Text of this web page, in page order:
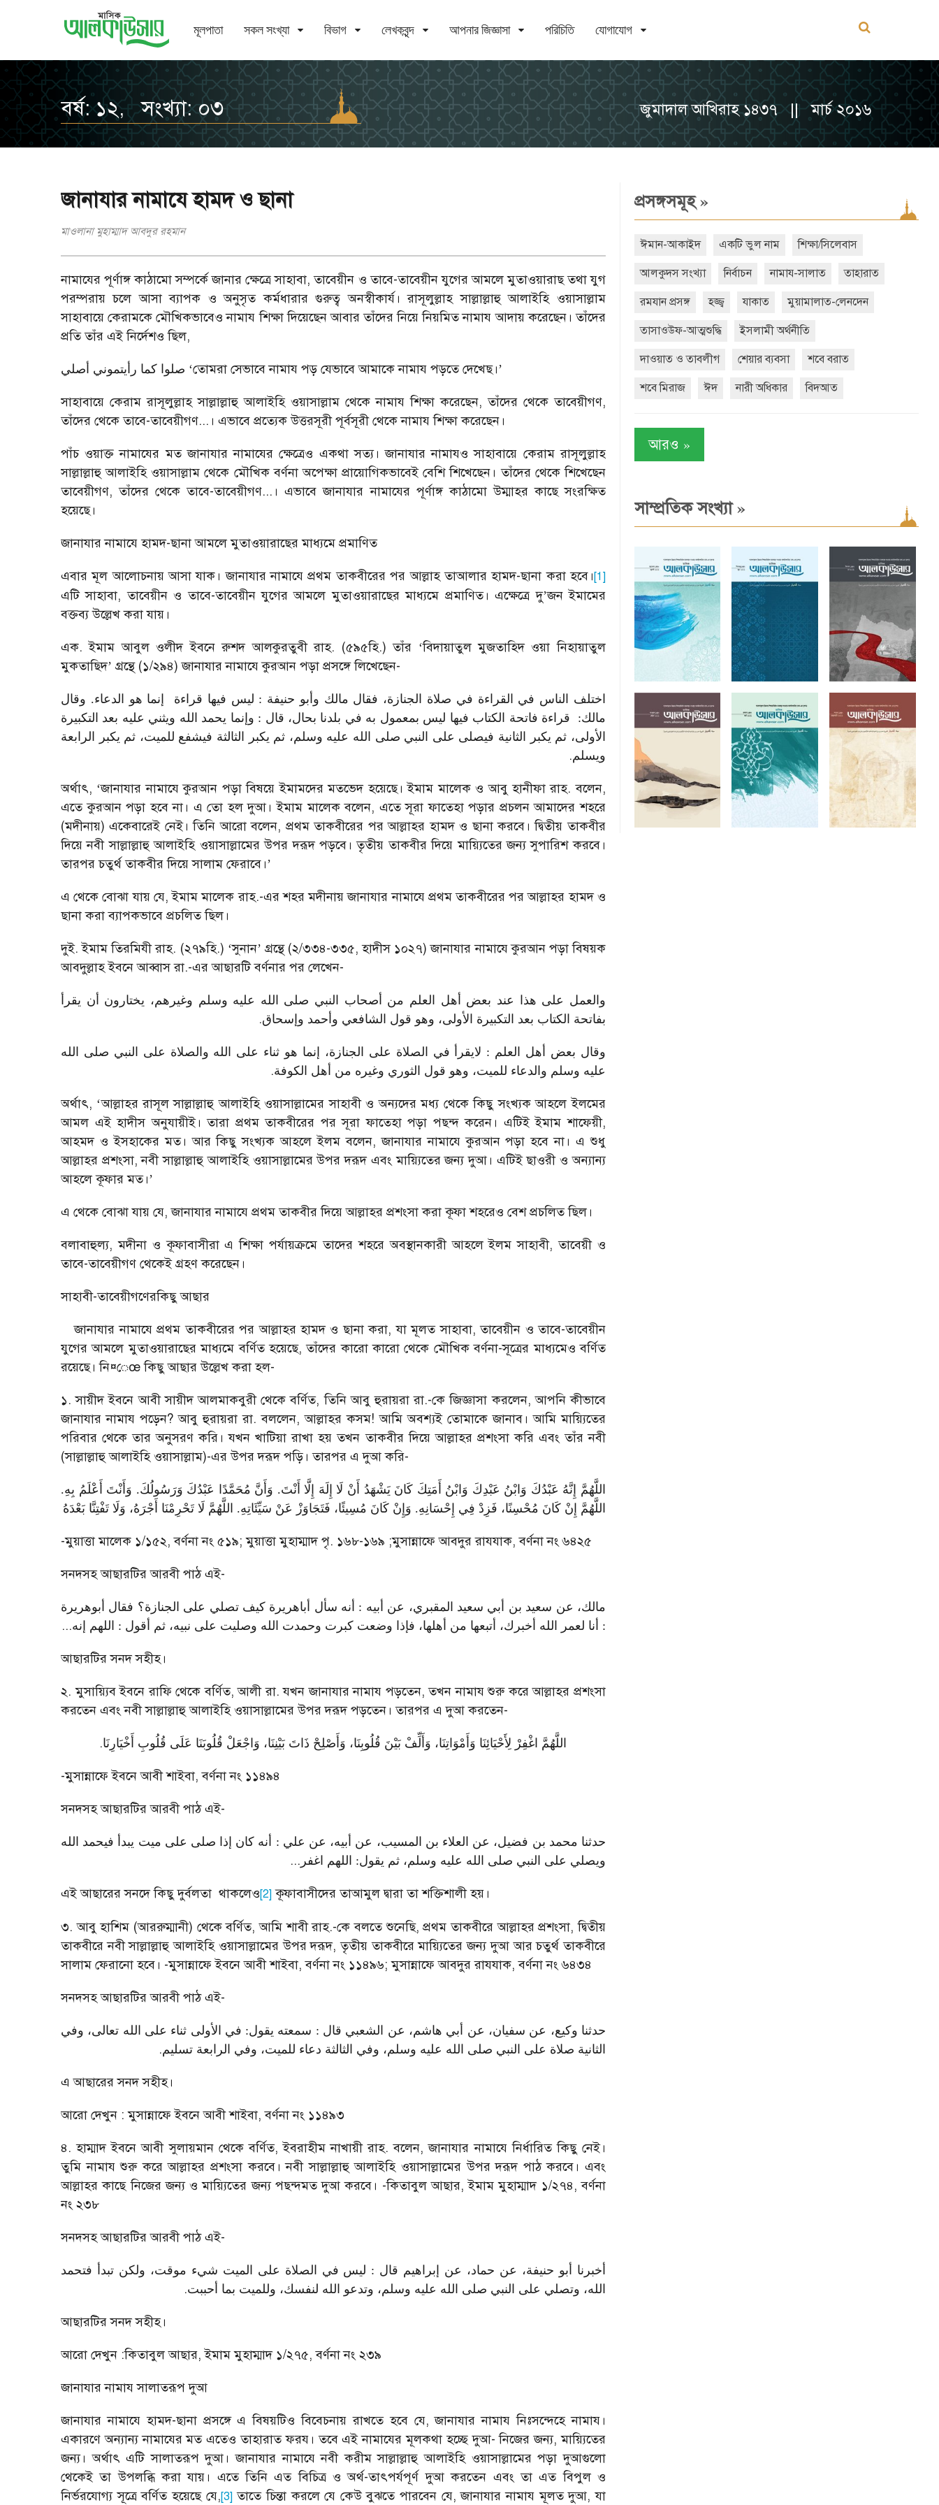
মূলপাতা সকল সংখ্যা বিভাগ লেখকবৃন্দ আপনার জিজ্ঞাসা পরিচিতি যোগাযোগ
বর্ষ: ১২, সংখ্যা: ০৩ জুমাদাল আখিরাহ ১৪৩৭ || মার্চ ২০১৬
জানাযার নামাযে হামদ ও ছানা
মাওলানা মুহাম্মাদ আবদুর রহমান
নামাযের পূর্ণাঙ্গ কাঠামো সম্পর্কে জানার ক্ষেত্রে সাহাবা,তাবেয়ীন ও তাবে-তাবেয়ীন যুগের আমলে মুতাওয়ারাছ তথা যুগ
পরম্পরায় চলে আসা ব্যাপক ও অনুসৃত কর্মধারার গুরুত্ব অনস্বীকার্য। রাসূলুল্লাহ সাল্লাল্লাহু আলাইহি ওয়াসাল্লাম
সাহাবায়ে কেরামকে মৌখিকভাবেও নামায শিক্ষা দিয়েছেন আবার তাঁদের নিয়ে নিয়মিত নামায আদায় করেছেন। তাঁদের
প্রতি তাঁর এই নির্দেশও ছিল,
صلوا كما رأيتموني أصلي ‘তোমরা সেভাবে নামায পড় যেভাবে আমাকে নামায পড়তে দেখেছ।’
সাহাবায়ে কেরাম রাসূলুল্লাহ সাল্লাল্লাহু আলাইহি ওয়াসাল্লাম থেকে নামায শিক্ষা করেছেন,তাঁদের থেকে তাবেয়ীগণ,
তাঁদের থেকে তাবে-তাবেয়ীগণ...। এভাবে প্রত্যেক উত্তরসূরী পূর্বসূরী থেকে নামায শিক্ষা করেছেন।
পাঁচ ওয়াক্ত নামাযের মত জানাযার নামাযের ক্ষেত্রেও একথা সত্য। জানাযার নামাযও সাহাবায়ে কেরাম রাসূলুল্লাহ
সাল্লাল্লাহু আলাইহি ওয়াসাল্লাম থেকে মৌখিক বর্ণনা অপেক্ষা প্রায়োগিকভাবেই বেশি শিখেছেন। তাঁদের থেকে শিখেছেন
তাবেয়ীগণ,তাঁদের থেকে তাবে-তাবেয়ীগণ...। এভাবে জানাযার নামাযের পূর্ণাঙ্গ কাঠামো উম্মাহর কাছে সংরক্ষিত
হয়েছে।
জানাযার নামাযে হামদ-ছানা আমলে মুতাওয়ারাছের মাধ্যমে প্রমাণিত
এবার মূল আলোচনায় আসা যাক। জানাযার নামাযে প্রথম তাকবীরের পর আল্লাহ তাআলার হামদ-ছানা করা হবে। [1]
এটি সাহাবা,তাবেয়ীন ও তাবে-তাবেয়ীন যুগের আমলে মুতাওয়ারাছের মাধ্যমে প্রমাণিত। এক্ষেত্রে দু’জন ইমামের
বক্তব্য উল্লেখ করা যায়।
এক. ইমাম আবুল ওলীদ ইবনে রুশদ আলকুরতুবী রাহ. (৫৯৫হি.) তাঁর ‘বিদায়াতুল মুজতাহিদ ওয়া নিহায়াতুল
মুকতাছিদ’ গ্রন্থে (১/২৯৪) জানাযার নামাযে কুরআন পড়া প্রসঙ্গে লিখেছেন-
اختلف الناس في القراءة في صلاة الجنازة، فقال مالك وأبو حنيفة : ليس فيها قراءة
إنما هو الدعاء. وقال
مالك:
قراءة فاتحة الكتاب فيها ليس بمعمول به في بلدنا بحال، قال : وإنما يحمد الله ويثني عليه بعد التكبيرة
الأولى، ثم يكبر الثانية فيصلى على النبي صلى الله عليه وسلم، ثم يكبر الثالثة فيشفع للميت، ثم يكبر الرابعة
ويسلم.
অর্থাৎ, ‘জানাযার নামাযে কুরআন পড়া বিষয়ে ইমামদের মতভেদ হয়েছে। ইমাম মালেক ও আবু হানীফা রাহ. বলেন,
এতে কুরআন পড়া হবে না। এ তো হল দুআ। ইমাম মালেক বলেন, এতে সূরা ফাতেহা পড়ার প্রচলন আমাদের শহরে
(মদীনায়) একেবারেই নেই। তিনি আরো বলেন, প্রথম তাকবীরের পর আল্লাহর হামদ ও ছানা করবে। দ্বিতীয় তাকবীর
দিয়ে নবী সাল্লাল্লাহু আলাইহি ওয়াসাল্লামের উপর দরূদ পড়বে। তৃতীয় তাকবীর দিয়ে মায়্যিতের জন্য সুপারিশ করবে।
তারপর চতুর্থ তাকবীর দিয়ে সালাম ফেরাবে।’
এ থেকে বোঝা যায় যে,ইমাম মালেক রাহ.-এর শহর মদীনায় জানাযার নামাযে প্রথম তাকবীরের পর আল্লাহর হামদ ও
ছানা করা ব্যাপকভাবে প্রচলিত ছিল।
দুই. ইমাম তিরমিযী রাহ. (২৭৯হি.) ‘সুনান’ গ্রন্থে (২/৩৩৪-৩৩৫,হাদীস ১০২৭) জানাযার নামাযে কুরআন পড়া বিষয়ক
আবদুল্লাহ ইবনে আব্বাস রা.-এর আছারটি বর্ণনার পর লেখেন-
والعمل على هذا عند بعض أهل العلم من أصحاب النبي صلى الله عليه وسلم وغيرهم، يختارون أن يقرأ
بفاتحة الكتاب بعد التكبيرة الأولى، وهو قول الشافعي وأحمد وإسحاق.
وقال بعض أهل العلم : لايقرأ في الصلاة على الجنازة، إنما هو ثناء على الله والصلاة على النبي صلى الله
عليه وسلم والدعاء للميت، وهو قول الثوري وغيره من أهل الكوفة.
অর্থাৎ, ‘আল্লাহর রাসূল সাল্লাল্লাহু আলাইহি ওয়াসাল্লামের সাহাবী ও অন্যদের মধ্য থেকে কিছু সংখ্যক আহলে ইলমের
আমল এই হাদীস অনুযায়ীই। তারা প্রথম তাকবীরের পর সূরা ফাতেহা পড়া পছন্দ করেন। এটিই ইমাম শাফেয়ী,
আহমদ ও ইসহাকের মত। আর কিছু সংখ্যক আহলে ইলম বলেন,জানাযার নামাযে কুরআন পড়া হবে না। এ শুধু
আল্লাহর প্রশংসা,নবী সাল্লাল্লাহু আলাইহি ওয়াসাল্লামের উপর দরূদ এবং মায়্যিতের জন্য দুআ। এটিই ছাওরী ও অন্যান্য
আহলে কূফার মত।’
এ থেকে বোঝা যায় যে,জানাযার নামাযে প্রথম তাকবীর দিয়ে আল্লাহর প্রশংসা করা কূফা শহরেও বেশ প্রচলিত ছিল।
বলাবাহুল্য,মদীনা ও কূফাবাসীরা এ শিক্ষা পর্যায়ক্রমে তাদের শহরে অবস্থানকারী আহলে ইলম সাহাবী,তাবেয়ী ও
তাবে-তাবেয়ীগণ থেকেই গ্রহণ করেছেন।
সাহাবী-তাবেয়ীগণেরকিছু আছার
জানাযার নামাযে প্রথম তাকবীরের পর আল্লাহর হামদ ও ছানা করা,যা মূলত সাহাবা,তাবেয়ীন ও তাবে-তাবেয়ীন
যুগের আমলে মুতাওয়ারাছের মাধ্যমে বর্ণিত হয়েছে,তাঁদের কারো কারো থেকে মৌখিক বর্ণনা-সূত্রের মাধ্যমেও বর্ণিত
রয়েছে। নি¤েœ কিছু আছার উল্লেখ করা হল-
১. সায়ীদ ইবনে আবী সায়ীদ আলমাকবুরী থেকে বর্ণিত,তিনি আবু হুরায়রা রা.-কে জিজ্ঞাসা করলেন,আপনি কীভাবে
জানাযার নামায পড়েন?আবু হুরায়রা রা. বললেন,আল্লাহর কসম! আমি অবশ্যই তোমাকে জানাব। আমি মায়্যিতের
পরিবার থেকে তার অনুসরণ করি। যখন খাটিয়া রাখা হয় তখন তাকবীর দিয়ে আল্লাহর প্রশংসা করি এবং তাঁর নবী
(সাল্লাল্লাহু আলাইহি ওয়াসাল্লাম)-এর উপর দরূদ পড়ি। তারপর এ দুআ করি-
اللَّهُمَّ إِنَّهُ عَبْدُكَ وَابْنُ عَبْدِكَ وَابْنُ أَمَتِكَ كَانَ يَشْهَدُ أَنْ لَا إِلَهَ إِلَّا أَنْتَ. وَأَنَّ مُحَمَّدًا عَبْدُكَ وَرَسُولُكَ. وَأَنْتَ أَعْلَمُ بِهِ.
اللَّهُمَّ إِنْ كَانَ مُحْسِنًا، فَزِدْ فِي إِحْسَانِهِ. وَإِنْ كَانَ مُسِيئًا، فَتَجَاوَزْ عَنْ سَيِّئَاتِهِ. اللَّهُمَّ لَا تَحْرِمْنَا أَجْرَهُ، وَلَا تَفْتِنَّا بَعْدَهُ
-মুয়াত্তা মালেক ১/১৫২,বর্ণনা নং ৫১৯;মুয়াত্তা মুহাম্মাদ পৃ. ১৬৮-১৬৯ ;মুসান্নাফে আবদুর রাযযাক,বর্ণনা নং ৬৪২৫
সনদসহ আছারটির আরবী পাঠ এই-
مالك، عن سعيد بن أبي سعيد المقبري، عن أبيه : أنه سأل أباهريرة كيف تصلي على الجنازة؟ فقال أبوهريرة
: أنا لعمر الله أخبرك، أتبعها من أهلها، فإذا وضعت كبرت وحمدت الله وصليت على نبيه، ثم أقول : اللهم إنه...
আছারটির সনদ সহীহ।
২. মুসায়্যিব ইবনে রাফি থেকে বর্ণিত,আলী রা. যখন জানাযার নামায পড়তেন,তখন নামায শুরু করে আল্লাহর প্রশংসা
করতেন এবং নবী সাল্লাল্লাহু আলাইহি ওয়াসাল্লামের উপর দরূদ পড়তেন। তারপর এ দুআ করতেন-
اللَّهُمَّ اغْفِرْ لِأَحْيَائِنَا وَأَمْوَاتِنَا، وَأَلِّفْ بَيْنَ قُلُوبِنَا، وَأَصْلِحْ ذَاتَ بَيْنِنَا، وَاجْعَلْ قُلُوبَنَا عَلَى قُلُوبِ أَخْيَارِنَا.
-মুসান্নাফে ইবনে আবী শাইবা,বর্ণনা নং ১১৪৯৪
সনদসহ আছারটির আরবী পাঠ এই-
حدثنا محمد بن فضيل، عن العلاء بن المسيب، عن أبيه، عن علي : أنه كان إذا صلى على ميت يبدأ فيحمد الله
ويصلي على النبي صلى الله عليه وسلم، ثم يقول: اللهم اغفر ...
এই আছারের সনদে কিছু দুর্বলতা থাকলেও[2] কূফাবাসীদের তাআমুল দ্বারা তা শক্তিশালী হয়।
৩. আবু হাশিম (আররুম্মানী) থেকে বর্ণিত,আমি শাবী রাহ.-কে বলতে শুনেছি,প্রথম তাকবীরে আল্লাহর প্রশংসা,দ্বিতীয়
তাকবীরে নবী সাল্লাল্লাহু আলাইহি ওয়াসাল্লামের উপর দরূদ,তৃতীয় তাকবীরে মায়্যিতের জন্য দুআ আর চতুর্থ তাকবীরে
সালাম ফেরানো হবে। -মুসান্নাফে ইবনে আবী শাইবা,বর্ণনা নং ১১৪৯৬;মুসান্নাফে আবদুর রাযযাক,বর্ণনা নং ৬৪৩৪
সনদসহ আছারটির আরবী পাঠ এই-
حدثنا وكيع، عن سفيان، عن أبي هاشم، عن الشعبي قال : سمعته يقول: في الأولى ثناء على الله تعالى، وفي
الثانية صلاة على النبي صلى الله عليه وسلم، وفي الثالثة دعاء للميت، وفي الرابعة تسليم.
এ আছারের সনদ সহীহ।
আরো দেখুন : মুসান্নাফে ইবনে আবী শাইবা,বর্ণনা নং ১১৪৯৩
৪. হাম্মাদ ইবনে আবী সুলায়মান থেকে বর্ণিত,ইবরাহীম নাখায়ী রাহ. বলেন,জানাযার নামাযে নির্ধারিত কিছু নেই।
তুমি নামায শুরু করে আল্লাহর প্রশংসা করবে। নবী সাল্লাল্লাহু আলাইহি ওয়াসাল্লামের উপর দরূদ পাঠ করবে। এবং
আল্লাহর কাছে নিজের জন্য ও মায়্যিতের জন্য পছন্দমত দুআ করবে। -কিতাবুল আছার,ইমাম মুহাম্মাদ ১/২৭৪,বর্ণনা
নং ২৩৮
সনদসহ আছারটির আরবী পাঠ এই-
أخبرنا أبو حنيفة، عن حماد، عن إبراهيم قال : ليس في الصلاة على الميت شيء موقت، ولكن تبدأ فتحمد
الله، وتصلي على النبي صلى الله عليه وسلم، وتدعو الله لنفسك، وللميت بما أحببت.
আছারটির সনদ সহীহ।
আরো দেখুন :কিতাবুল আছার,ইমাম মুহাম্মাদ ১/২৭৫,বর্ণনা নং ২৩৯
জানাযার নামায সালাতরূপ দুআ
জানাযার নামাযে হামদ-ছানা প্রসঙ্গে এ বিষয়টিও বিবেচনায় রাখতে হবে যে,জানাযার নামায নিঃসন্দেহে নামায।
একারণে অন্যান্য নামাযের মত এতেও তাহারাত ফরয। তবে এই নামাযের মূলকথা হচ্ছে দুআ- নিজের জন্য,মায়্যিতের
জন্য। অর্থাৎ এটি সালাতরূপ দুআ। জানাযার নামাযে নবী করীম সাল্লাল্লাহু আলাইহি ওয়াসাল্লামের পড়া দুআগুলো
থেকেই তা উপলব্ধি করা যায়। এতে তিনি এত বিচিত্র ও অর্থ-তাৎপর্যপূর্ণ দুআ করতেন এবং তা এত বিপুল ও
নির্ভরযোগ্য সূত্রে বর্ণিত হয়েছে যে,[3]তাতে চিন্তা করলে যে কেউ বুঝতে পারবেন যে,জানাযার নামায মূলত দুআ,যা
প্রসঙ্গসমূহ»
ঈমান-আকাইদ একটি ভুল নাম শিক্ষা/সিলেবাস
আলকুদস সংখ্যা নির্বাচন নামায-সালাত তাহারাত
রমযান প্রসঙ্গ হজ্জ্ব যাকাত মুয়ামালাত-লেনদেন
তাসাওউফ-আত্মশুদ্ধি ইসলামী অর্থনীতি
দাওয়াত ও তাবলীগ শেয়ার ব্যবসা শবে বরাত
শবে মিরাজ ঈদ নারী অধিকার বিদআত
আরও »
সাম্প্রতিক সংখ্যা»